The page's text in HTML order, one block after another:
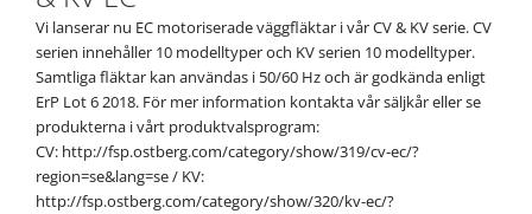
Vi lanserar nu EC motoriserade väggfläktar i vår CV & KV serie. CV
serien innehåller 10 modelltyper och KV serien 10 modelltyper.
Samtliga fläktar kan användas i 50/60 Hz och är godkända enligt
ErP Lot 6 2018. För mer information kontakta vår säljkår eller se
produkterna i vårt produktvalsprogram:
CV: http://fsp.ostberg.com/category/show/319/cv-ec/?
region=se&lang=se / KV:
http://fsp.ostberg.com/category/show/320/kv-ec/?